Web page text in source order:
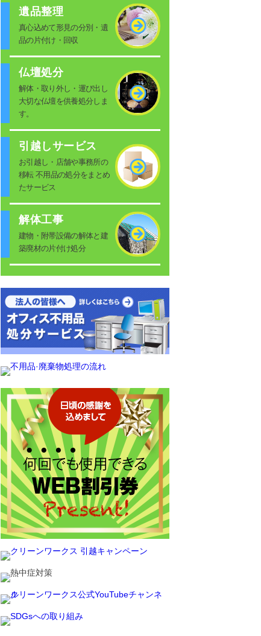
遺品整理
真心込めて形見の分別・遺
品の片付け・回収
仏壇処分
解体・取り外し・運び出し
大切な仏壇を供養処分しま
す。
引越しサービス
お引越し・店舗や事務所の
移転 不用品の処分をまとめ
たサービス
解体工事
建物・附帯設備の解体と建
築廃材の片付け処分